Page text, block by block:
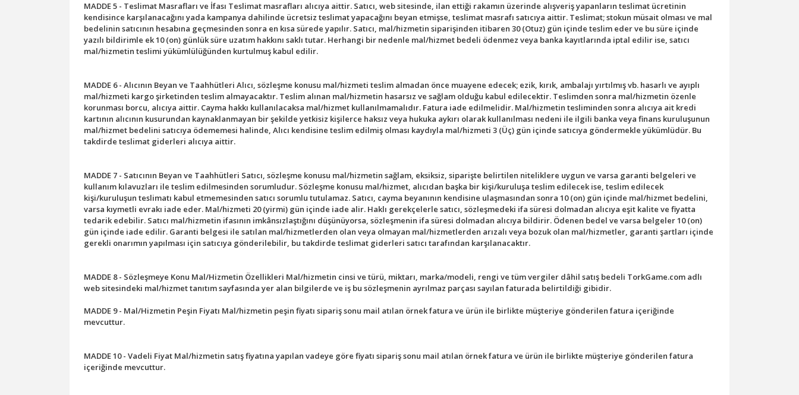
MADDE 5 - Teslimat Masrafları ve İfası Teslimat masrafları alıcıya aittir. Satıcı, web sitesinde, ilan ettiği rakamın üzerinde alışveriş yapanların teslimat ücretinin
kendisince karşılanacağını yada kampanya dahilinde ücretsiz teslimat yapacağını beyan etmişse, teslimat masrafı satıcıya aittir. Teslimat; stokun müsait olması ve mal
bedelinin satıcının hesabına geçmesinden sonra en kısa sürede yapılır. Satıcı, mal/hizmetin siparişinden itibaren 30 (Otuz) gün içinde teslim eder ve bu süre içinde
yazılı bildirimle ek 10 (on) günlük süre uzatım hakkını saklı tutar. Herhangi bir nedenle mal/hizmet bedeli ödenmez veya banka kayıtlarında iptal edilir ise, satıcı
mal/hizmetin teslimi yükümlülüğünden kurtulmuş kabul edilir.
MADDE 6 - Alıcının Beyan ve Taahhütleri Alıcı, sözleşme konusu mal/hizmeti teslim almadan önce muayene edecek; ezik, kırık, ambalajı yırtılmış vb. hasarlı ve ayıplı
mal/hizmeti kargo şirketinden teslim almayacaktır. Teslim alınan mal/hizmetin hasarsız ve sağlam olduğu kabul edilecektir. Teslimden sonra mal/hizmetin özenle
korunması borcu, alıcıya aittir. Cayma hakkı kullanılacaksa mal/hizmet kullanılmamalıdır. Fatura iade edilmelidir. Mal/hizmetin tesliminden sonra alıcıya ait kredi
kartının alıcının kusurundan kaynaklanmayan bir şekilde yetkisiz kişilerce haksız veya hukuka aykırı olarak kullanılması nedeni ile ilgili banka veya finans kuruluşunun
mal/hizmet bedelini satıcıya ödememesi halinde, Alıcı kendisine teslim edilmiş olması kaydıyla mal/hizmeti 3 (Üç) gün içinde satıcıya göndermekle yükümlüdür. Bu
takdirde teslimat giderleri alıcıya aittir.
MADDE 7 - Satıcının Beyan ve Taahhütleri Satıcı, sözleşme konusu mal/hizmetin sağlam, eksiksiz, siparişte belirtilen niteliklere uygun ve varsa garanti belgeleri ve
kullanım kılavuzları ile teslim edilmesinden sorumludur. Sözleşme konusu mal/hizmet, alıcıdan başka bir kişi/kuruluşa teslim edilecek ise, teslim edilecek
kişi/kuruluşun teslimatı kabul etmemesinden satıcı sorumlu tutulamaz. Satıcı, cayma beyanının kendisine ulaşmasından sonra 10 (on) gün içinde mal/hizmet bedelini,
varsa kıymetli evrakı iade eder. Mal/hizmeti 20 (yirmi) gün içinde iade alir. Haklı gerekçelerle satıcı, sözleşmedeki ifa süresi dolmadan alıcıya eşit kalite ve fiyatta
tedarik edebilir. Satıcı mal/hizmetin ifasının imkânsızlaştığını düşünüyorsa, sözleşmenin ifa süresi dolmadan alıcıya bildirir. Ödenen bedel ve varsa belgeler 10 (on)
gün içinde iade edilir. Garanti belgesi ile satılan mal/hizmetlerden olan veya olmayan mal/hizmetlerden arızalı veya bozuk olan mal/hizmetler, garanti şartları içinde
gerekli onarımın yapılması için satıcıya gönderilebilir, bu takdirde teslimat giderleri satıcı tarafından karşılanacaktır.
MADDE 8 - Sözleşmeye Konu Mal/Hizmetin Özellikleri Mal/hizmetin cinsi ve türü, miktarı, marka/modeli, rengi ve tüm vergiler dâhil satış bedeli TorkGame.com adlı
web sitesindeki mal/hizmet tanıtım sayfasında yer alan bilgilerde ve iş bu sözleşmenin ayrılmaz parçası sayılan faturada belirtildiği gibidir.
MADDE 9 - Mal/Hizmetin Peşin Fiyatı Mal/hizmetin peşin fiyatı sipariş sonu mail atılan örnek fatura ve ürün ile birlikte müşteriye gönderilen fatura içeriğinde
mevcuttur.
MADDE 10 - Vadeli Fiyat Mal/hizmetin satış fiyatına yapılan vadeye göre fiyatı sipariş sonu mail atılan örnek fatura ve ürün ile birlikte müşteriye gönderilen fatura
içeriğinde mevcuttur.